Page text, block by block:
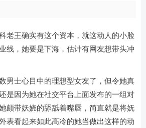
老王确实有这个资本，就这动人的小脸
线，她要是下海，估计有网友想带头冲
男士心目中的理想型女友了，但令她真
是因为她在社交平台上面发布的一组对
颇带妖娆的舔舐着嘴唇，简直就是将妩
表看起来如此高冷的她当做出这样的动